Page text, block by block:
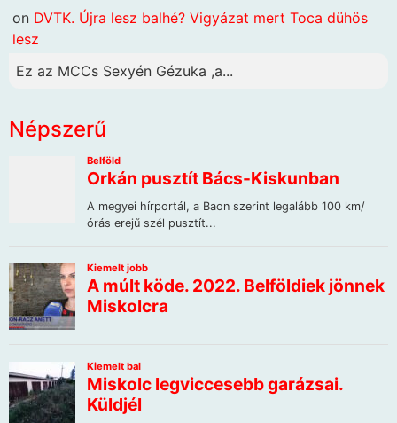
on DVTK. Újra lesz balhé? Vigyázat mert Toca dühös
lesz
Ez az MCCs Sexyén Gézuka ,a...
Népszerű